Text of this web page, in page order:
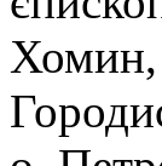
Хомин,